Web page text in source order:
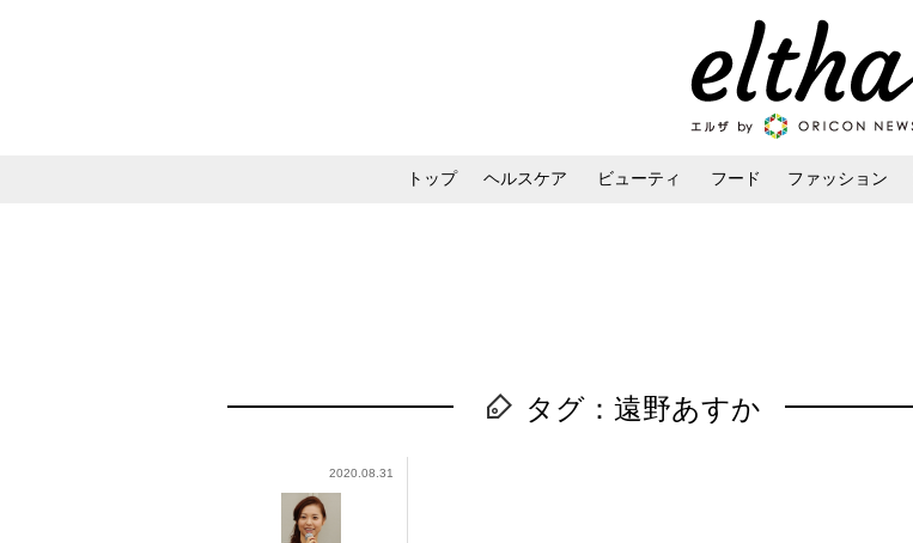
トップ ヘルスケア ビューティ フード ファッション
タグ：遠野あすか
2020.08.31